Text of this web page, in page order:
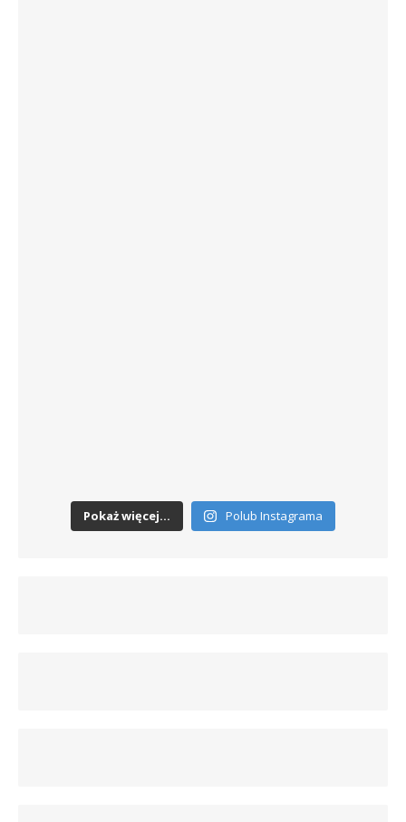
Pokaż więcej... Polub Instagrama